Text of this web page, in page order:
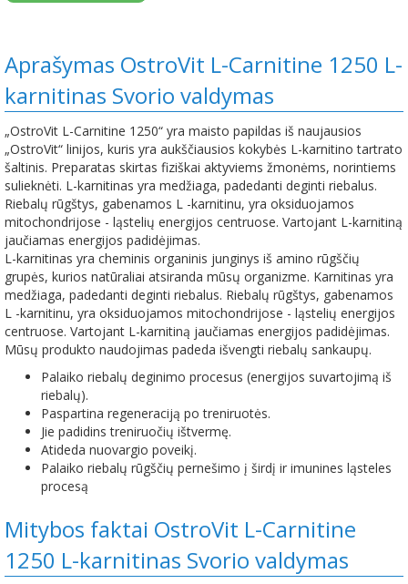
Aprašymas OstroVit L-Carnitine 1250 L-
karnitinas Svorio valdymas
„OstroVit L-Carnitine 1250“ yra maisto papildas iš naujausios
„OstroVit“ linijos, kuris yra aukščiausios kokybės L-karnitino tartrato
šaltinis. Preparatas skirtas fiziškai aktyviems žmonėms, norintiems
sulieknėti. L-karnitinas yra medžiaga, padedanti deginti riebalus.
Riebalų rūgštys, gabenamos L -karnitinu, yra oksiduojamos
mitochondrijose - ląstelių energijos centruose. Vartojant L-karnitiną
jaučiamas energijos padidėjimas.
L-karnitinas yra cheminis organinis junginys iš amino rūgščių
grupės, kurios natūraliai atsiranda mūsų organizme. Karnitinas yra
medžiaga, padedanti deginti riebalus. Riebalų rūgštys, gabenamos
L -karnitinu, yra oksiduojamos mitochondrijose - ląstelių energijos
centruose. Vartojant L-karnitiną jaučiamas energijos padidėjimas.
Mūsų produkto naudojimas padeda išvengti riebalų sankaupų.
Palaiko riebalų deginimo procesus (energijos suvartojimą iš
riebalų).
Paspartina regeneraciją po treniruotės.
Jie padidins treniruočių ištvermę.
Atideda nuovargio poveikį.
Palaiko riebalų rūgščių pernešimo į širdį ir imunines ląsteles
procesą
Mitybos faktai OstroVit L-Carnitine
1250 L-karnitinas Svorio valdymas